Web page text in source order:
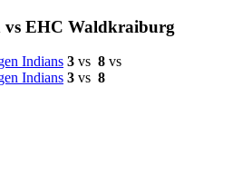
vs EHC Waldkraiburg
3 vs 8 vs
3 vs 8